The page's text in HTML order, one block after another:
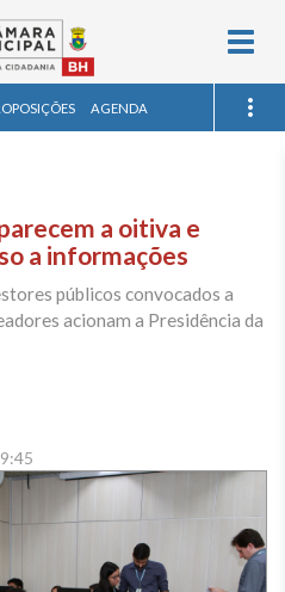
AGENDA
a oitiva e
a informações
públicos convocados a
acionam a Presidência da